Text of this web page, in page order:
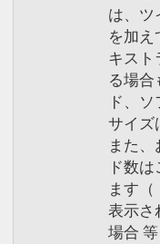
は、ツ
を加え
キスト
る場合
ド、
サイズ
また
ド数
ます
表示さ
場合 等